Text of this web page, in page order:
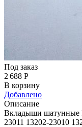
Под заказ
2 688 Р
В корзину
Добавлено
Описание
Вкладыши шатунные
23011 13202-23010